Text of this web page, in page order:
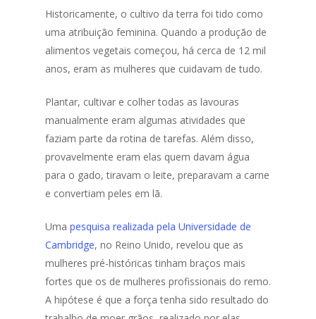
Historicamente, o cultivo da terra foi tido como
uma atribuição feminina. Quando a produção de
alimentos vegetais começou, há cerca de 12 mil
anos, eram as mulheres que cuidavam de tudo.
Plantar, cultivar e colher todas as lavouras
manualmente eram algumas atividades que
faziam parte da rotina de tarefas. Além disso,
provavelmente eram elas quem davam água
para o gado, tiravam o leite, preparavam a carne
e convertiam peles em lã.
Uma pesquisa realizada pela Universidade de
Cambridge, no Reino Unido, revelou que as
mulheres pré-históricas tinham braços mais
fortes que os de mulheres profissionais do remo.
A hipótese é que a força tenha sido resultado do